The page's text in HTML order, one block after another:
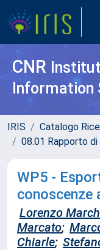
CNR
Information
IRIS Catalogo
08.01 Rapporto
WP5 -
conoscenze
Lorenzo
Marcato;
Chiarle;